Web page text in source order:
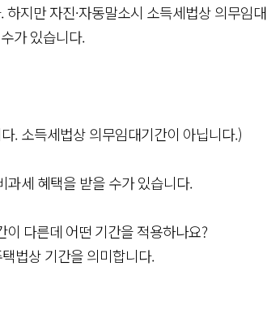
지만 자진·자동말소시 소득세법상 의무임대
가 있습니다.
. 소득세법상 의무임대기간이 아닙니다.)
과세 혜택을 받을 수가 있습니다.
다른데 어떤 기간을 적용하나요?
법상 기간을 의미합니다.